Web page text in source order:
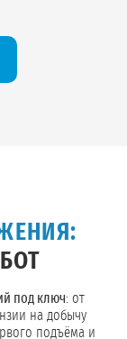
под ключ: от
на добычу
подъёма и